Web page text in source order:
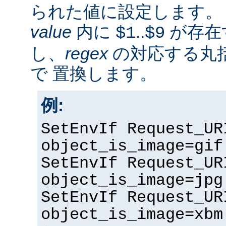
られた値に設定します
value 内に $1..$9 が存
し、 regexの対応する丸
で 置換します。
例:
SetEnvIf
object_is_image=gif
SetEnvIf
object_is_image=jpg
SetEnvIf
object_is_image=xbm